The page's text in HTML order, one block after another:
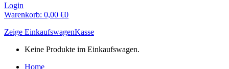
Login
Warenkorb: 0,00 €0
Zeige EinkaufswagenKasse
Keine Produkte im Einkaufswagen.
Home